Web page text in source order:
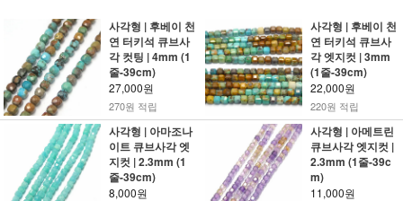
사각형 | 후베이 천
연 터키석 큐브사
각 컷팅 | 4mm (1
줄-39cm)
27,000원
270원 적립
사각형 | 후베이 천
연 터키석 큐브사
각 엣지컷 | 3mm
(1줄-39cm)
22,000원
220원 적립
사각형 | 아마조나
이트 큐브사각 엣
지컷 | 2.3mm (1
줄-39cm)
8,000원
사각형 | 아메트린
큐브사각 엣지컷 |
2.3mm (1줄-39c
m)
11,000원